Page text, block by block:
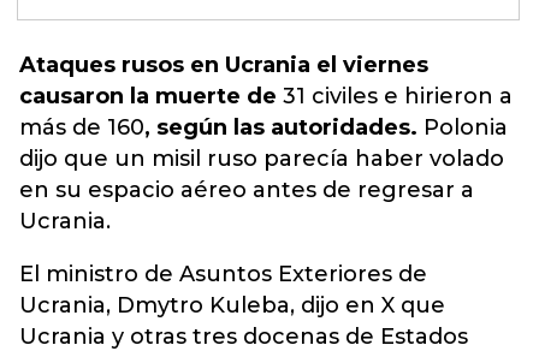
Ataques rusos en Ucrania el viernes
causaron la muerte de 31 civiles e hirieron a
más de 160, según las autoridades. Polonia
dijo que un misil ruso parecía haber volado
en su espacio aéreo antes de regresar a
Ucrania.
El ministro de Asuntos Exteriores de
Ucrania, Dmytro Kuleba, dijo en X que
Ucrania y otras tres docenas de Estados